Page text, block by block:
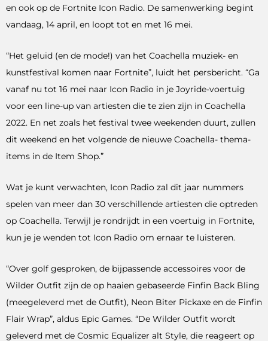
en ook op de Fortnite Icon Radio. De samenwerking begint
vandaag, 14 april, en loopt tot en met 16 mei.
“Het geluid (en de mode!) van het Coachella muziek- en
kunstfestival komen naar Fortnite”, luidt het persbericht. “Ga
vanaf nu tot 16 mei naar Icon Radio in je Joyride-voertuig
voor een line-up van artiesten die te zien zijn in Coachella
2022. En net zoals het festival twee weekenden duurt, zullen
dit weekend en het volgende de nieuwe Coachella- thema-
items in de Item Shop.”
Wat je kunt verwachten, Icon Radio zal dit jaar nummers
spelen van meer dan 30 verschillende artiesten die optreden
op Coachella. Terwijl je rondrijdt in een voertuig in Fortnite,
kun je je wenden tot Icon Radio om ernaar te luisteren.
“Over golf gesproken, de bijpassende accessoires voor de
Wilder Outfit zijn de op haaien gebaseerde Finfin Back Bling
(meegeleverd met de Outfit), Neon Biter Pickaxe en de Finfin
Flair Wrap”, aldus Epic Games. “De Wilder Outfit wordt
geleverd met de Cosmic Equalizer alt Style, die reageert op